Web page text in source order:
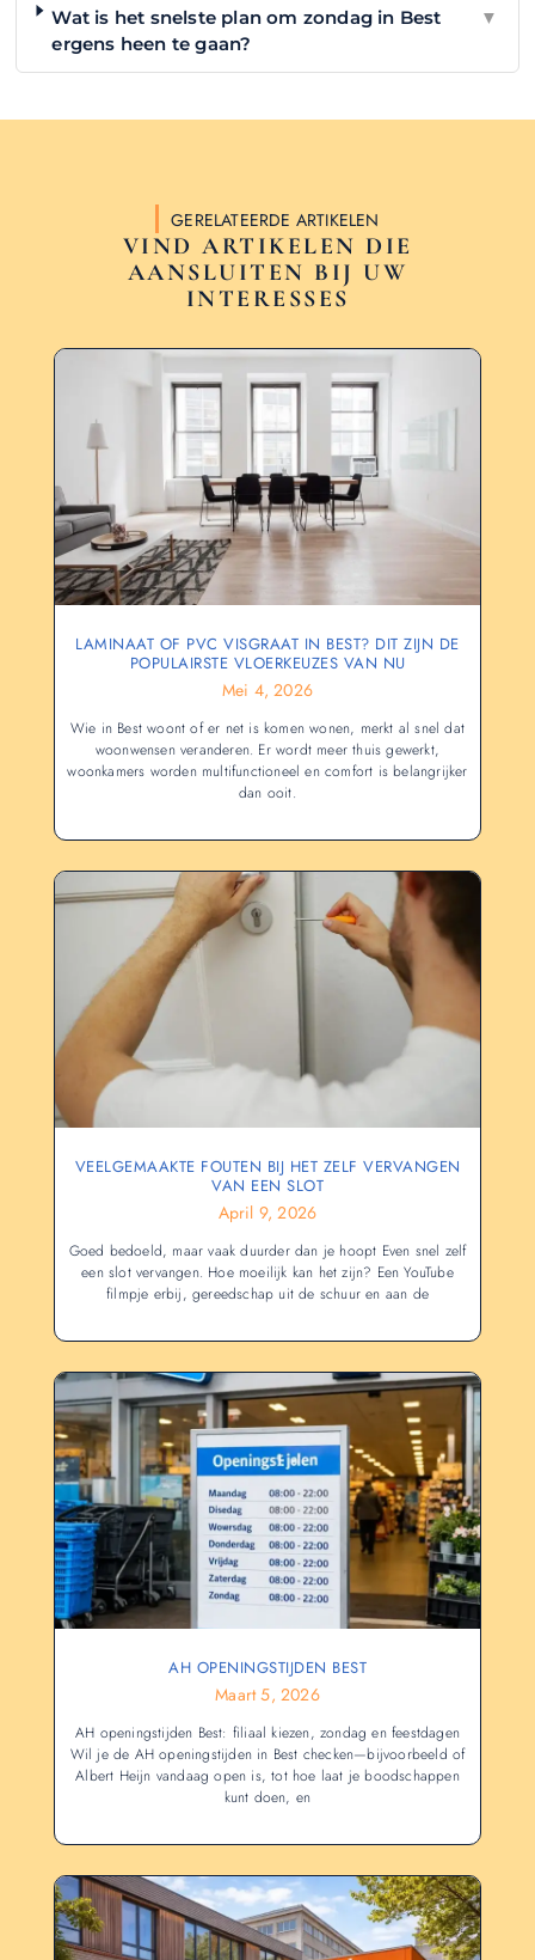
Wat is het snelste plan om zondag in Best
ergens heen te gaan?
▼
GERELATEERDE ARTIKELEN
VIND ARTIKELEN DIE
AANSLUITEN BIJ UW
INTERESSES
LAMINAAT OF PVC VISGRAAT IN BEST? DIT ZIJN DE
POPULAIRSTE VLOERKEUZES VAN NU
Mei 4, 2026
Wie in Best woont of er net is komen wonen, merkt al snel dat
woonwensen veranderen. Er wordt meer thuis gewerkt,
woonkamers worden multifunctioneel en comfort is belangrijker
dan ooit.
VEELGEMAAKTE FOUTEN BIJ HET ZELF VERVANGEN
VAN EEN SLOT
April 9, 2026
Goed bedoeld, maar vaak duurder dan je hoopt Even snel zelf
een slot vervangen. Hoe moeilijk kan het zijn? Een YouTube
filmpje erbij, gereedschap uit de schuur en aan de
AH OPENINGSTIJDEN BEST
Maart 5, 2026
AH openingstijden Best: filiaal kiezen, zondag en feestdagen
Wil je de AH openingstijden in Best checken—bijvoorbeeld of
Albert Heijn vandaag open is, tot hoe laat je boodschappen
kunt doen, en